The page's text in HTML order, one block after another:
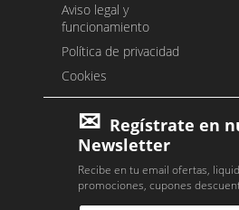
Aviso legal y
funcionamiento
Política de privacidad
Cookies
Regístrate en
Newsletter
Recibe en tu email ofertas,
promociones, cupones